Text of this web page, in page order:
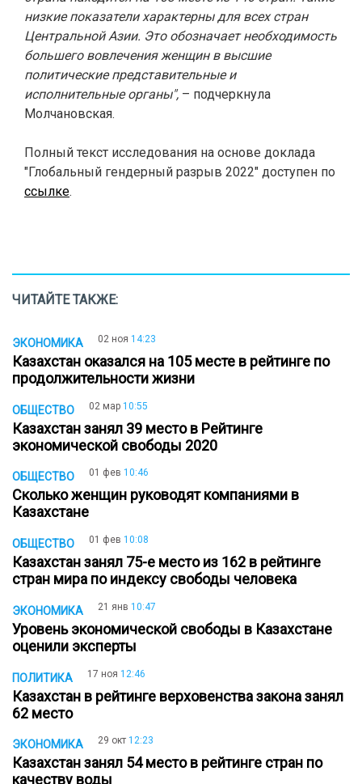
низкие показателихарактерны для всех стран
Центральной Азии. Это обозначает необходимость
большего вовлечения женщин в высшие
политические представительные и
исполнительные органы", – подчеркнула
Молчановская.
Полный текст исследования на основе доклада
"Глобальный гендерный разрыв 2022" доступен по
ссылке.
ЧИТАЙТЕ ТАКЖЕ:
ЭКОНОМИКА 02 ноя 14:23
Казахстан оказался на 105 месте в рейтинге по
продолжительности жизни
ОБЩЕСТВО 02 мар 10:55
Казахстан занял 39 место в Рейтинге
экономической свободы 2020
ОБЩЕСТВО 01 фев 10:46
Сколько женщин руководят компаниями в
Казахстане
ОБЩЕСТВО 01 фев 10:08
Казахстан занял 75-е место из 162 в рейтинге
стран мира по индексу свободы человека
ЭКОНОМИКА 21 янв 10:47
Уровень экономической свободы в Казахстане
оценили эксперты
ПОЛИТИКА 17 ноя 12:46
Казахстан в рейтинге верховенства закона занял
62 место
ЭКОНОМИКА 29 окт 12:23
Казахстан занял 54 место в рейтинге стран по
качеству воды